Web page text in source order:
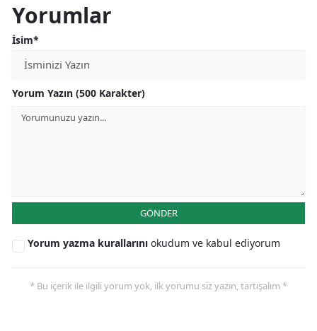
Yorumlar
İsim*
Yorum Yazın (500 Karakter)
GÖNDER
Yorum yazma kurallarını okudum ve kabul ediyorum
* Bu içerik ile ilgili yorum yok, ilk yorumu siz yazın, tartışalım *